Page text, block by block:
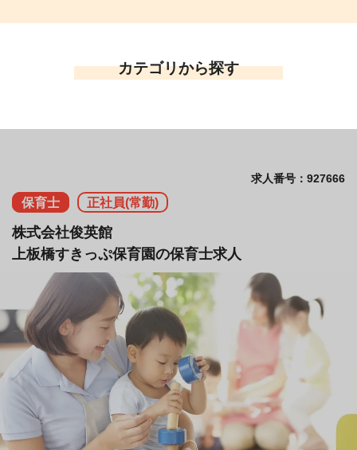
カテゴリから探す
求人番号：927666
保育士 正社員(常勤)
株式会社俊英館
上板橋すきっぷ保育園の保育士求人